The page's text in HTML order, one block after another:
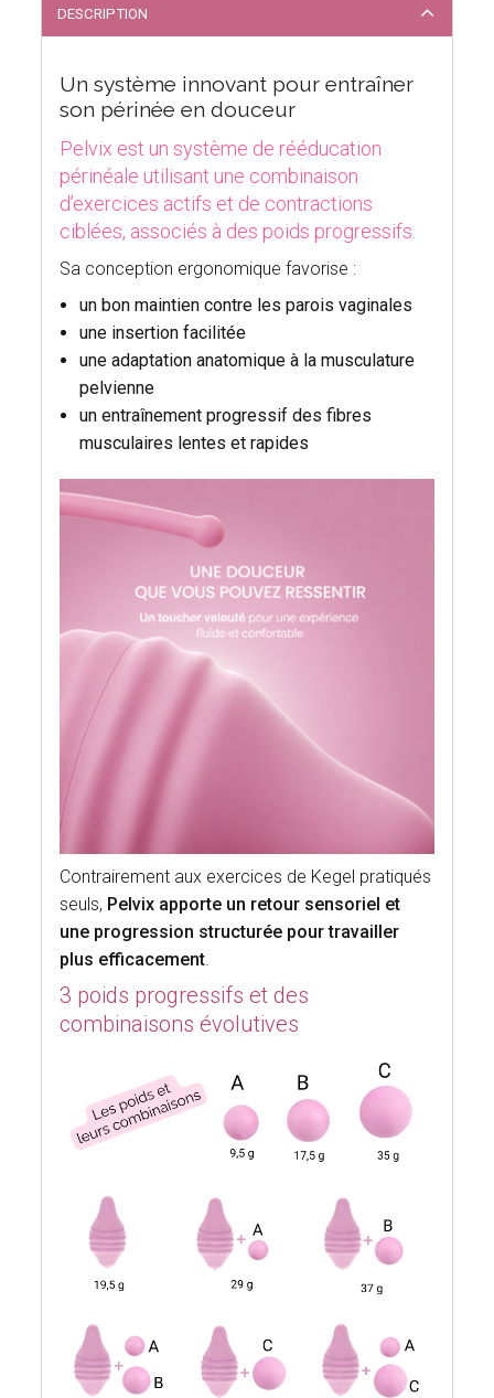
DESCRIPTION
Un système innovant pour entraîner
son périnée en douceur
Pelvix est un système de rééducation
périnéale utilisant une combinaison
d’exercices actifs et de contractions
ciblées, associés à des poids progressifs.
Sa conception ergonomique favorise :
un bon maintien contre les parois vaginales
une insertion facilitée
une adaptation anatomique à la musculature
pelvienne
un entraînement progressif des fibres
musculaires lentes et rapides
Contrairement aux exercices de Kegel pratiqués
seuls, Pelvix apporte un retour sensoriel et
une progression structurée pour travailler
plus efficacement
3 poids progressifs et des
combinaisons évolutives